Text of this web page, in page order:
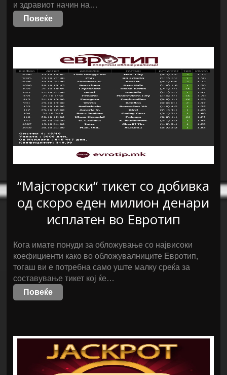
и здравиот начин на…
Повеќе
“Мајсторски“ тикет со добивка
од скоро еден милион денари
исплатен во Евротип
Кога имате понуди за обложување со највисоки
коефициенти како во обложувалниците Евротип,
тогаш ви е потребна само уште малку среќа за
составување тикет кој ќе…
Повеќе